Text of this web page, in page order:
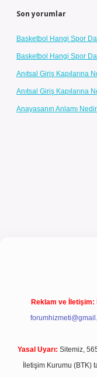
Son yorumlar
Basketbol Hangi Spor
Basketbol Hangi Spor
Anıtsal Giriş Kapılarına
Anıtsal Giriş Kapılarına
Anayasanın Anlamı
Reklam ve İletişim:
Yasal Uyarı: Sitemiz,
İletişim Kurumu (BTK)